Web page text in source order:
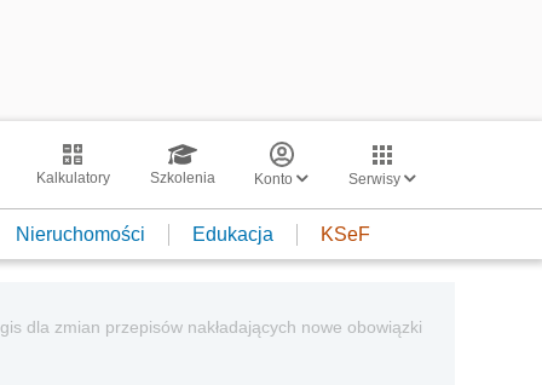
Kalkulatory Szkolenia Konto Serwisy
Nieruchomości Edukacja KSeF
dla zmian przepisów nakładających nowe obowiązki